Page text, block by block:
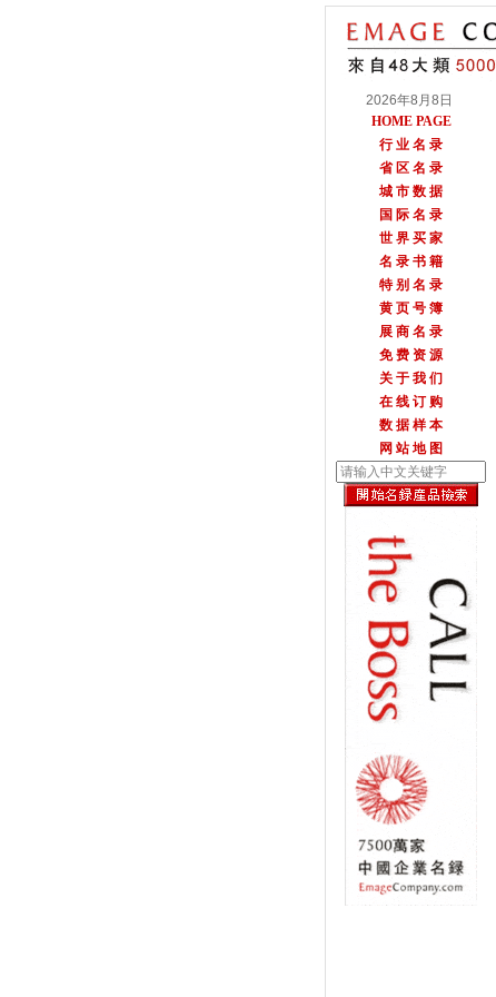
2026年8月8日
HOME PAGE
行 业 名 录
省 区 名 录
城 市 数 据
国 际 名 录
世 界 买 家
名 录 书 籍
特 别 名 录
黄 页 号 簿
展 商 名 录
免 费 资 源
关 于 我 们
在 线 订 购
数 据 样 本
网 站 地 图